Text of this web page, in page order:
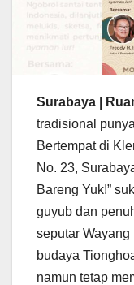
Surabaya |
tradisional
Bertempat di
No. 23,
Bareng Yuk!”
guyub dan
seputar
budaya
namun tetap